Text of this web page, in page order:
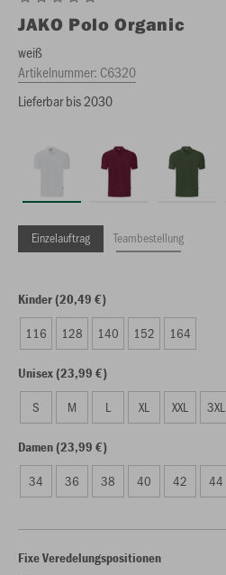
JAKO Polo Organic
weiß
Artikelnummer: C6320
Lieferbar bis 2030
Einzelauftrag Teambestellung
Kinder (20,49 €)
116 128 140 152 164
Unisex (23,99 €)
S M L XL XXL 3XL
Damen (23,99 €)
34 36 38 40 42 44
Fixe Veredelungspositionen